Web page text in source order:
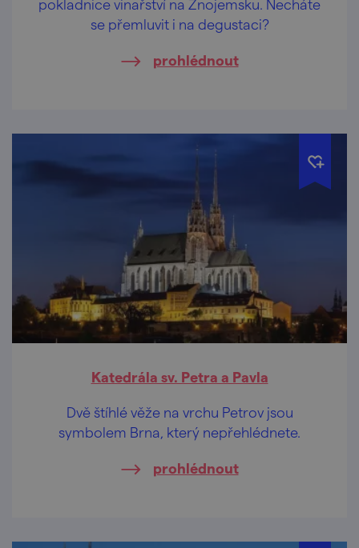
pokladnice vinařství na Znojemsku. Necháte
se přemluvit i na degustaci?
prohlédnout
Katedrála sv. Petra a Pavla
Dvě štíhlé věže na vrchu Petrov jsou
symbolem Brna, který nepřehlédnete.
prohlédnout